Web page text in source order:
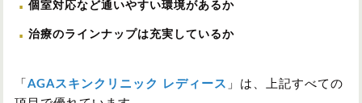
個室対応など通いやすい環境があるか
治療のラインナップは充実しているか
「 AGAスキンクリニック レディース 」は、上記すべての